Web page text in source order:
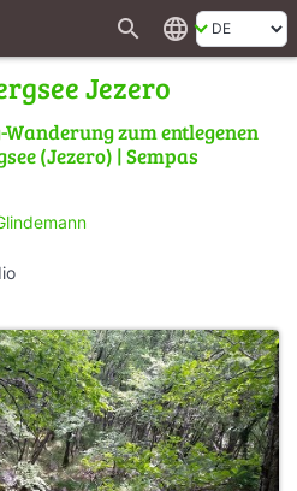
search language
Jezero
Wanderung zum entlegenen
(Jezero) | Sempas